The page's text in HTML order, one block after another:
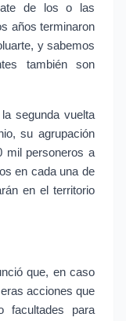
de los o las
años terminaron
y sabemos
también son
segunda vuelta
su agrupación
mil personeros a
en cada una de
en el territorio
que, en caso
acciones que
facultades para